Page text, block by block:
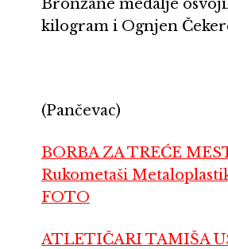
Bronzane medalje
kilogram i Ognjen
(Pančevac)
BORBA ZA TREĆE
Rukometaši
FOTO
ATLETIČARI TAMIŠA